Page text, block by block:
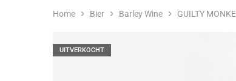
Home Bier Barley Wine GUILTY
UITVERKOCHT